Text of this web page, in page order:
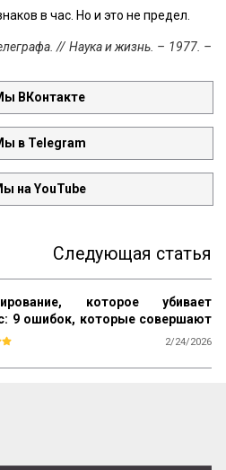
в час. Но и это не предел.
// Наука и жизнь. – 1977. –
ВКонтакте
в Telegram
на YouTube
Следующая статья
которое убивает
9 ошибок, которые совершают
2/24/2026